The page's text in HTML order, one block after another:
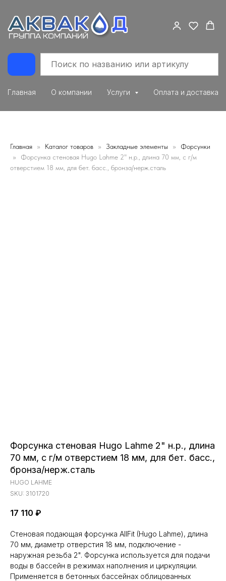
Главная О компании Услуги Оплата и доставка
Главная Каталог товаров Закладные элементы
Форсунки
Форсунка стеновая Hugo Lahme 2" н.р., длина 70 мм, с г/м
отверстием 18 мм, для бет. басс., бронза/нерж.сталь
Форсунка стеновая Hugo Lahme 2" н.р., длина
70 мм, с г/м отверстием 18 мм, для бет. басс.,
бронза/нерж.сталь
HUGO LAHME
SKU: 3101720
17 110 ₽
Стеновая подающая форсунка AllFit (Hugo Lahme), длина
70 мм, диаметр отверстия 18 мм, подключение -
наружная резьба 2". Форсунка используется для подачи
воды в бассейн в режимах наполнения и циркуляции.
Применяется в бетонных бассейнах облицованных